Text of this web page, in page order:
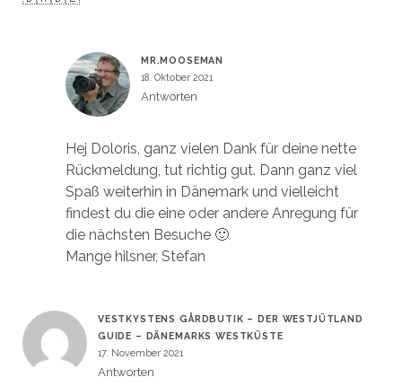
MR.MOOSEMAN
18. Oktober 2021
Antworten
Hej Doloris, ganz vielen Dank für deine nette
Rückmeldung, tut richtig gut. Dann ganz viel
Spaß weiterhin in Dänemark und vielleicht
findest du die eine oder andere Anregung für
die nächsten Besuche 🙂
Mange hilsner, Stefan
VESTKYSTENS GÅRDBUTIK – DER WESTJÜTLAND
GUIDE – DÄNEMARKS WESTKÜSTE
17. November 2021
Antworten